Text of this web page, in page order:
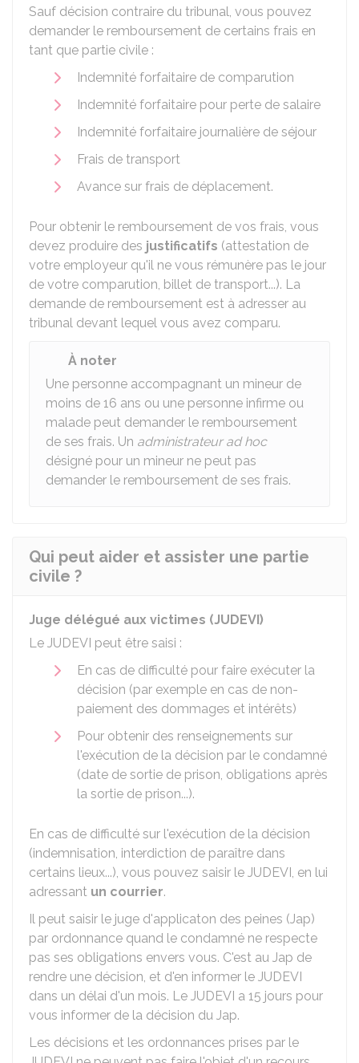
Sauf décision contraire du tribunal, vous pouvez
demander le remboursement de certains frais en
tant que partie civile :
Indemnité forfaitaire de comparution
Indemnité forfaitaire pour perte de salaire
Indemnité forfaitaire journalière de séjour
Frais de transport
Avance sur frais de déplacement.
Pour obtenir le remboursement de vos frais, vous
devez produire des justificatifs (attestation de
votre employeur qu'il ne vous rémunère pas le jour
de votre comparution, billet de transport...). La
demande de remboursement est à adresser au
tribunal devant lequel vous avez comparu.
À noter
Une personne accompagnant un mineur de
moins de 16 ans ou une personne infirme ou
malade peut demander le remboursement
de ses frais. Un administrateur ad hoc
désigné pour un mineur ne peut pas
demander le remboursement de ses frais.
Qui peut aider et assister une partie
civile ?
Juge délégué aux victimes (JUDEVI)
Le JUDEVI peut être saisi :
En cas de difficulté pour faire exécuter la
décision (par exemple en cas de non-
paiement des dommages et intérêts)
Pour obtenir des renseignements sur
l'exécution de la décision par le condamné
(date de sortie de prison, obligations après
la sortie de prison...).
En cas de difficulté sur l'exécution de la décision
(indemnisation, interdiction de paraître dans
certains lieux...), vous pouvez saisir le JUDEVI, en lui
adressant un courrier.
Il peut saisir le juge d'applicaton des peines (Jap)
par ordonnance quand le condamné ne respecte
pas ses obligations envers vous. C'est au Jap de
rendre une décision, et d'en informer le JUDEVI
dans un délai d'un mois. Le JUDEVI a 15 jours pour
vous informer de la décision du Jap.
Les décisions et les ordonnances prises par le